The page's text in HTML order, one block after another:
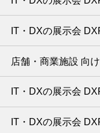
IT・DXの展示会
店舗・商業施設 向け
IT・DXの展示会
IT・DXの展示会